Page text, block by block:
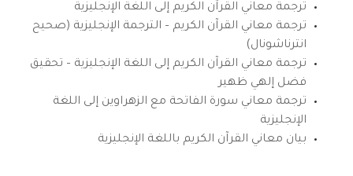
ترجمة معاني القرآن الكريم إلى اللغة الإنجليزية
ترجمة معاني القرآن الكريم – الترجمة الإنجليزية (صحيح
انترناشونال)
ترجمة معاني القرآن الكريم إلى اللغة الإنجليزية – تحقيق
فضل إلهي ظهير
ترجمة معاني سورة الفاتحة مع الزهراوين إلى اللغة
الإنجليزية
بيان معاني القرآن الكريم باللغة الإنجليزية